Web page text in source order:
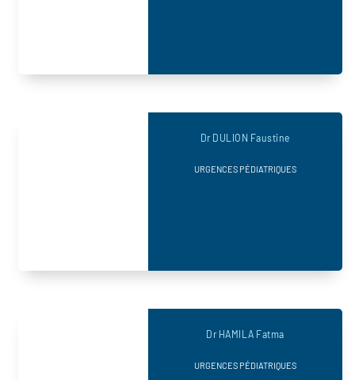
Dr DULION Faustine
URGENCES PÉDIATRIQUES
Dr HAMILA Fatma
URGENCES PÉDIATRIQUES